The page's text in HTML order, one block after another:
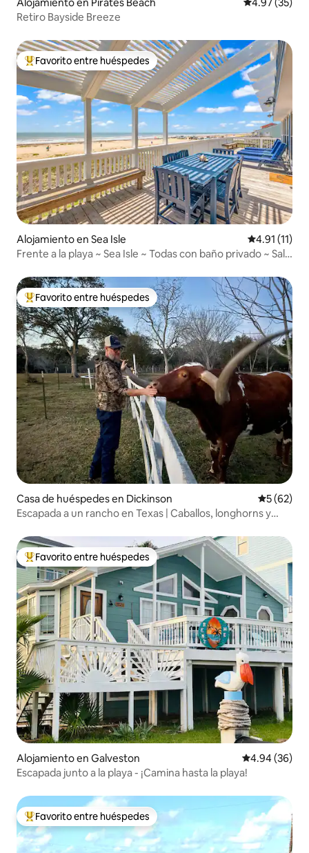
Retiro Bayside Breeze
Favorito entre huéspedes preferido
Favorito entre huéspedes
Alojamiento en Sea Isle Calificación
4.91 (11)
Frente a la playa ~ Sea Isle ~ Todas con baño privado ~ Sala
Favorito entre huéspedes preferido
Favorito entre huéspedes
Casa de huéspedes en Dickinson
5 (62)
Escapada a un rancho en Texas | Caballos, longhorns y
Favorito entre huéspedes preferido
Favorito entre huéspedes
Alojamiento en Galveston Calificación
4.94 (36)
Escapada junto a la playa - ¡Camina hasta la playa!
Favorito entre huéspedes preferido
Favorito entre huéspedes